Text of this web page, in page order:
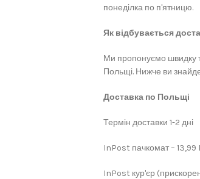
понеділка по п'ятницю.
Як відбувається
Ми пропонуємо швидку
Польщі. Нижче ви
Доставка по Польщі
Термін доставки 1-2 дні
InPost пачкомат – 13,99
InPost кур'єр